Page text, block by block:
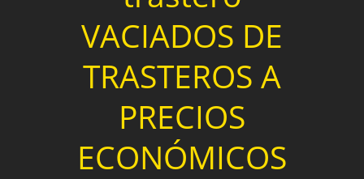
VACIADOS DE
TRASTEROS A
PRECIOS
ECONÓMICOS